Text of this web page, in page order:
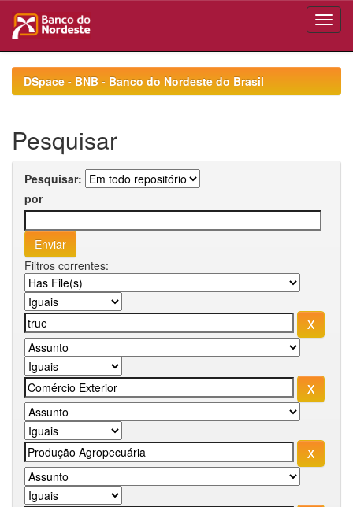
navigationDSpace - BNB - Banco do Nordeste do Brasil
Pesquisar
Pesquisar:
por
Filtros correntes: